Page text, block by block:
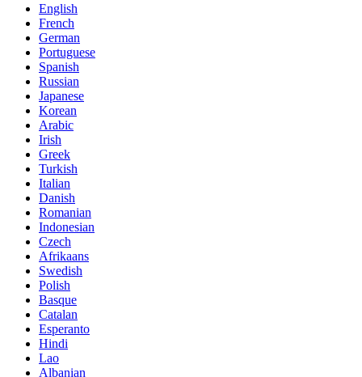
English
French
German
Portuguese
Spanish
Russian
Japanese
Korean
Arabic
Irish
Greek
Turkish
Italian
Danish
Romanian
Indonesian
Czech
Afrikaans
Swedish
Polish
Basque
Catalan
Esperanto
Hindi
Lao
Albanian